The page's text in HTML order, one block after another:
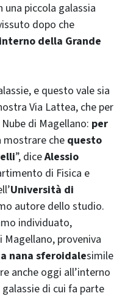
una piccola galassia
dopo che
della Grande
e questo vale sia
Via Lattea, che per
di Magellano: per
mostrare chequesto
”, diceAlessio
di Fisica e
Università di
autore dello studio.
individuato,
proveniva
nana sferoidalesimile
anche oggi all’interno
di cui fa parte